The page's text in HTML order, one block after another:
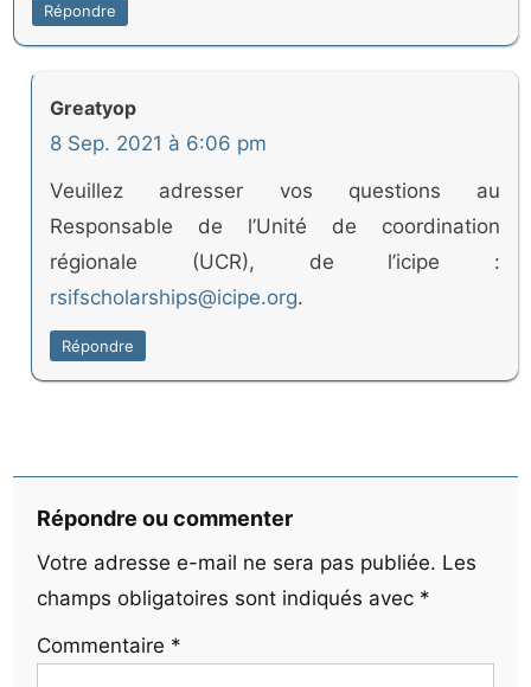
Répondre
Greatyop
8 Sep. 2021 à 6:06 pm
Veuillez adresser vos questions au
Responsable de l’Unité de coordination
régionale (UCR), de l’icipe :
rsifscholarships@icipe.org.
Répondre
Répondre ou commenter
Votre adresse e-mail ne sera pas publiée. Les
champs obligatoires sont indiqués avec *
Commentaire *